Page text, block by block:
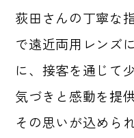
荻田さんの丁寧な
で遠近両用レンズ
に、接客を通じて
気づきと感動を提
その思いが込めら